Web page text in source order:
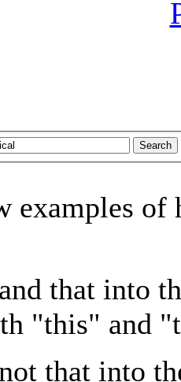
Search
examples of
that into
"this" and
that into